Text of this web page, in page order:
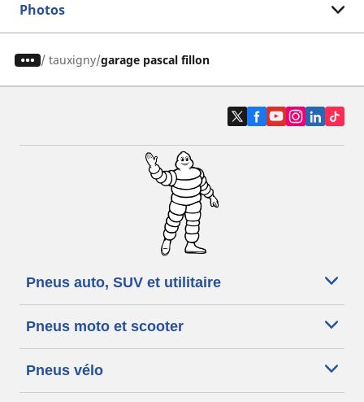
Photos
/ tauxigny garage pascal fillon
Pneus auto, SUV et utilitaire
Pneus moto et scooter
Pneus vélo